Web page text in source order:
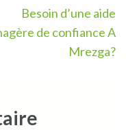
Besoin d’une aide
de confiance A
Mrezga?